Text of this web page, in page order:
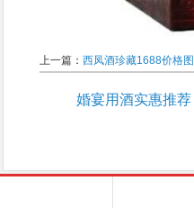
上一篇： 西凤酒珍藏1688价格
婚宴用酒实惠推荐